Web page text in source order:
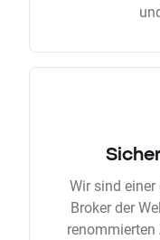
Wir sind
Broker der